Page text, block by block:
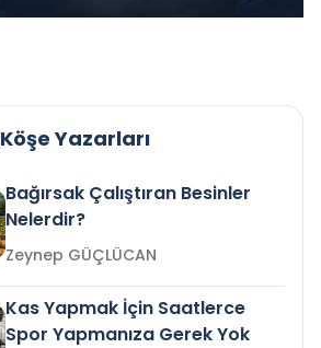
Köşe Yazarları
Bağırsak Çalıştıran Besinler
Nelerdir?
Zeynep GÜÇLÜCAN
Kas Yapmak İçin Saatlerce
Spor Yapmanıza Gerek Yok